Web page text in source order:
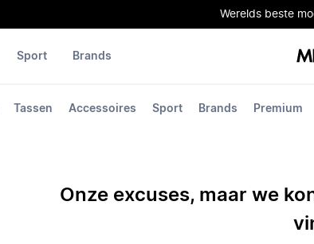
Werelds beste
Tassen Accessoires Sport Brands Premium
Sport Brands
Onze excuses, maar we